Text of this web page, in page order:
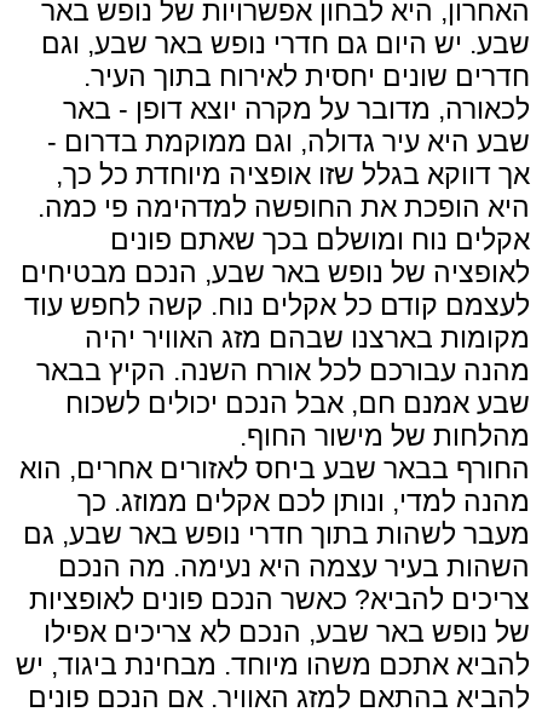
האחרון, היא לבחון אפשרויות של נופש באר
שבע. יש היום גם חדרי נופש באר שבע, וגם
חדרים שונים יחסית לאירוח בתוך העיר.
לכאורה, מדובר על מקרה יוצא דופן - באר
שבע היא עיר גדולה, וגם ממוקמת בדרום -
אך דווקא בגלל שזו אופציה מיוחדת כל כך,
היא הופכת את החופשה למדהימה פי כמה.
אקלים נוח ומושלם בכך שאתם פונים
לאופציה של נופש באר שבע, הנכם מבטיחים
לעצמם קודם כל אקלים נוח. קשה לחפש עוד
מקומות בארצנו שבהם מזג האוויר יהיה
מהנה עבורכם לכל אורח השנה. הקיץ בבאר
שבע אמנם חם, אבל הנכם יכולים לשכוח
מהלחות של מישור החוף.
החורף בבאר שבע ביחס לאזורים אחרים, הוא
מהנה למדי, ונותן לכם אקלים ממוזג. כך
מעבר לשהות בתוך חדרי נופש באר שבע, גם
השהות בעיר עצמה היא נעימה. מה הנכם
צריכים להביא? כאשר הנכם פונים לאופציות
של נופש באר שבע, הנכם לא צריכים אפילו
להביא אתכם משהו מיוחד. מבחינת ביגוד, יש
להביא בהתאם למזג האוויר. אם הנכם פונים